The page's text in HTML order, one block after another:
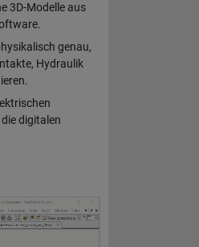
3D-Modelle aus
genau,
Hydraulik
digitalen